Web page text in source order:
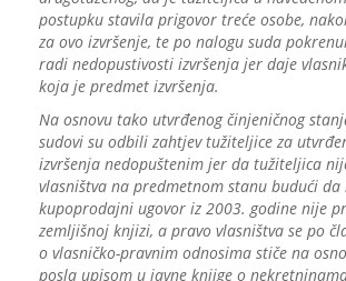
postupku stavila prigovor treće osobe,
za ovo izvršenje, te po nalogu suda
radi nedopustivosti izvršenja jer daje
koja je predmet izvršenja.
Na osnovu tako utvrđenog činjeničnog
sudovi su odbili zahtjev tužiteljice za
izvršenja nedopuštenim jer da tužiteljica
vlasništva na predmetnom stanu budući da
kupoprodajni ugovor iz 2003. godine nije
zemljišnoj knjizi, a pravo vlasništva se po
o vlasničko-pravnim odnosima stiče na
posla upisom u javne knjige o